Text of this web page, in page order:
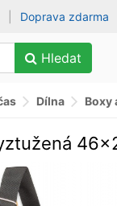
Doprava zdarma
Hledat
Dílna Boxy